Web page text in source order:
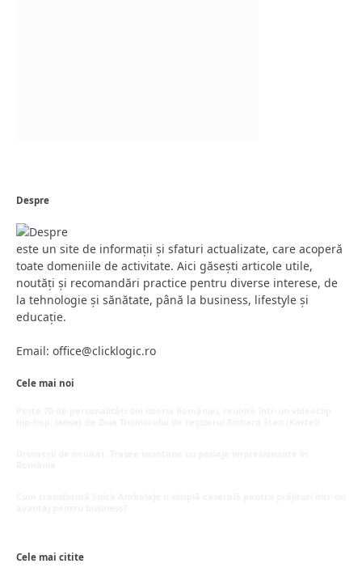
Despre
este un site de informații și sfaturi actualizate, care acoperă
toate domeniile de activitate. Aici găsești articole utile,
noutăți și recomandări practice pentru diverse interese, de
la tehnologie și sănătate, până la business, lifestyle și
educație.
Email: office@clicklogic.ro
Cele mai noi
Cele mai citite